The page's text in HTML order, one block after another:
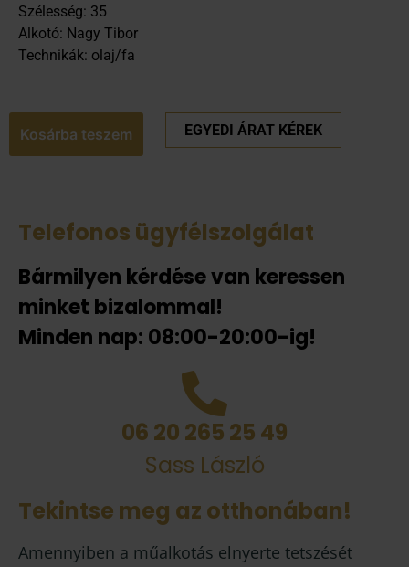
Szélesség: 35
Alkotó: Nagy Tibor
Technikák: olaj/fa
Kosárba teszem EGYEDI ÁRAT KÉREK
Telefonos ügyfélszolgálat
Bármilyen kérdése van keressen
minket bizalommal!
Minden nap: 08:00-20:00-ig!
06 20 265 25 49
Sass László
Tekintse meg az otthonában!
Amennyiben a műalkotás elnyerte tetszését